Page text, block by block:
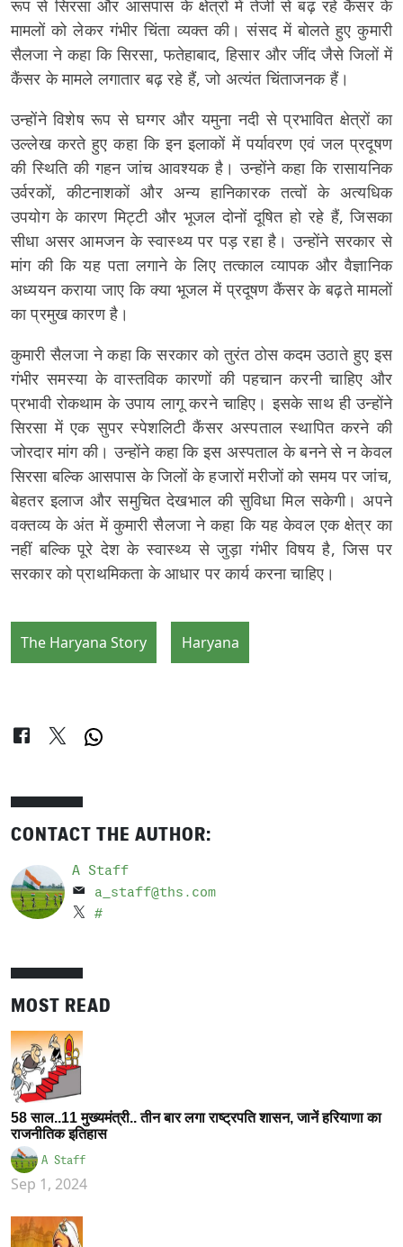
रूप से सिरसा और आसपास के क्षेत्रों में तेजी से बढ़ रहे कैंसर के
मामलों को लेकर गंभीर चिंता व्यक्त की। संसद में बोलते हुए कुमारी
सैलजा ने कहा कि सिरसा, फतेहाबाद, हिसार और जींद जैसे जिलों में
कैंसर के मामले लगातार बढ़ रहे हैं, जो अत्यंत चिंताजनक हैं।
उन्होंने विशेष रूप से घग्गर और यमुना नदी से प्रभावित क्षेत्रों का
उल्लेख करते हुए कहा कि इन इलाकों में पर्यावरण एवं जल प्रदूषण
की स्थिति की गहन जांच आवश्यक है। उन्होंने कहा कि रासायनिक
उर्वरकों, कीटनाशकों और अन्य हानिकारक तत्वों के अत्यधिक
उपयोग के कारण मिट्टी और भूजल दोनों दूषित हो रहे हैं, जिसका
सीधा असर आमजन के स्वास्थ्य पर पड़ रहा है। उन्होंने सरकार से
मांग की कि यह पता लगाने के लिए तत्काल व्यापक और वैज्ञानिक
अध्ययन कराया जाए कि क्या भूजल में प्रदूषण कैंसर के बढ़ते मामलों
का प्रमुख कारण है।
कुमारी सैलजा ने कहा कि सरकार को तुरंत ठोस कदम उठाते हुए इस
गंभीर समस्या के वास्तविक कारणों की पहचान करनी चाहिए और
प्रभावी रोकथाम के उपाय लागू करने चाहिए। इसके साथ ही उन्होंने
सिरसा में एक सुपर स्पेशलिटी कैंसर अस्पताल स्थापित करने की
जोरदार मांग की। उन्होंने कहा कि इस अस्पताल के बनने से न केवल
सिरसा बल्कि आसपास के जिलों के हजारों मरीजों को समय पर जांच,
बेहतर इलाज और समुचित देखभाल की सुविधा मिल सकेगी। अपने
वक्तव्य के अंत में कुमारी सैलजा ने कहा कि यह केवल एक क्षेत्र का
नहीं बल्कि पूरे देश के स्वास्थ्य से जुड़ा गंभीर विषय है, जिस पर
सरकार को प्राथमिकता के आधार पर कार्य करना चाहिए।
The Haryana Story Haryana
CONTACT THE AUTHOR:
A Staff
a_staff@ths.com
#
MOST READ
58 साल..11 मुख्यमंत्री.. तीन बार लगा राष्ट्रपति शासन, जानें हरियाणा का
राजनीतिक इतिहास
A Staff
Sep 1, 2024